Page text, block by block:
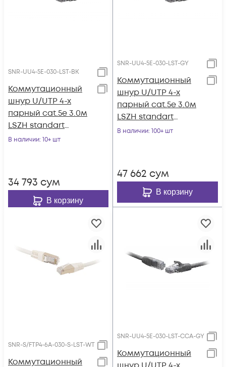
SNR-UU4-5E-030-LST-BK
Коммутационный
шнур U/UTP 4-х
парный cat.5e 3.0м
LSZH standart
чёрный
В наличии: 10+ шт
34 793 сум
В корзину
SNR-UU4-5E-030-LST-GY
Коммутационный
шнур U/UTP 4-х
парный cat.5e 3.0м
LSZH standart
серый
В наличии: 100+ шт
47 662 сум
В корзину
SNR-S/FTP4-6A-030-S-LST-WT
Коммутационный
SNR-UU4-5E-030-LST-CCA-GY
Коммутационный